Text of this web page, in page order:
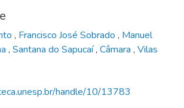
, Francisco José Sobrado , Manuel
, Santana do Sapucaí, Câmara , Vilas
handle/10/13783